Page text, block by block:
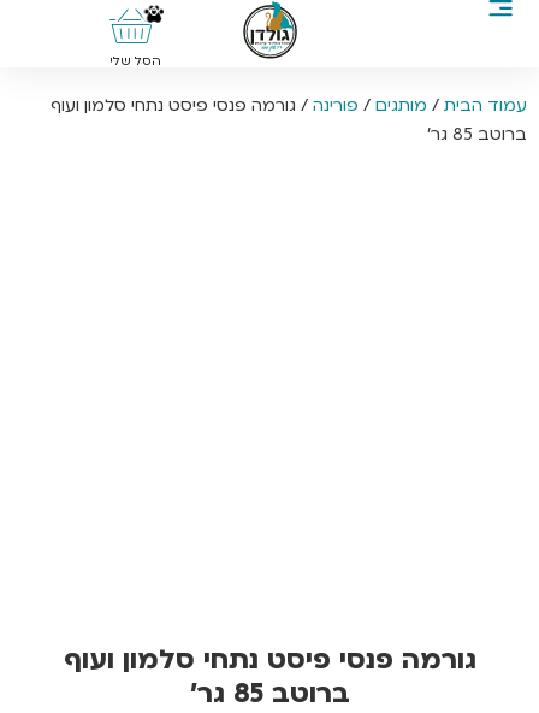
0
הסל שלי
עמוד הבית / מותגים / פורינה / גורמה פנסי פיסט נתחי סלמון ועוף
ברוטב 85 גר’
גורמה פנסי פיסט נתחי סלמון ועוף
ברוטב 85 גר’